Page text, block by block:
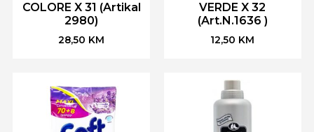
COLORE X 31 (Artikal
2980)
28,50 KM
VERDE X 32
(Art.N.1636 )
12,50 KM